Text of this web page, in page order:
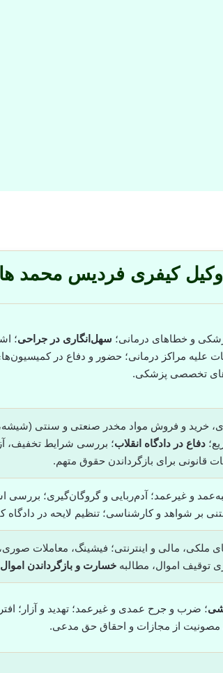
کیفری فردیس محمد
و خطاهای درمانی؛ سهل‌انگاری در جراحی؛
علیه مراکز درمانی؛ حضور و دفاع در
تخصصی پزشکی.
خرید و فروش مواد مخدر صنعتی و سنتی (شیشه،
دفاع در دادگاه انقلاب؛ بررسی شرایط تخفیف،
قانونی برای بازگرداندن حقوق متهم.
و غیرعمد؛ آدم‌ربایی و گروگان‌گیری؛ بررسی
بر شواهد و کارشناسی؛ تنظیم لایحه در
ملکی، مالی و اینترنتی؛ فیشینگ، معاملات
توقیف اموال، مطالبه خسارت و بازگرداندن
؛ ضرب و جرح عمدی و غیرعمد؛ تهدید و آزار؛
مصونیت از مجازات و احقاق حق مدعی.